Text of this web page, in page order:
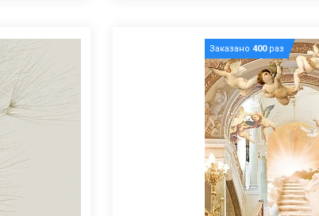
Заказано 400раз